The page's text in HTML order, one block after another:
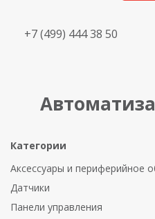
+7 (499) 444 38 50
Категории
Аксессуары и периферийное
Датчики
Панели управления